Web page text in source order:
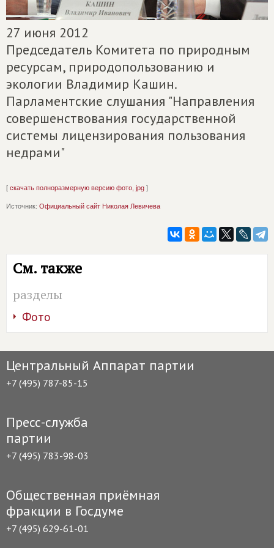
27 июня 2012
Председатель Комитета по природным
ресурсам, природопользованию и
экологии Владимир Кашин.
Парламентские слушания "Направления
совершенствования государственной
системы лицензирования пользования
недрами"
[ скачать полноразмерную версию фото, jpg ]
Источник: Официальный сайт Николая Левичева
См. также
разделы
Фото
Центральный Аппарат партии
+7 (495) 787-85-15
Пресс-служба
партии
+7 (495) 783-98-03
Общественная приёмная
фракции в Госдуме
+7 (495) 629-61-01